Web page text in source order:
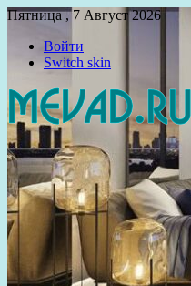
Пятница , 7 Август 2026
Войти
Switch skin